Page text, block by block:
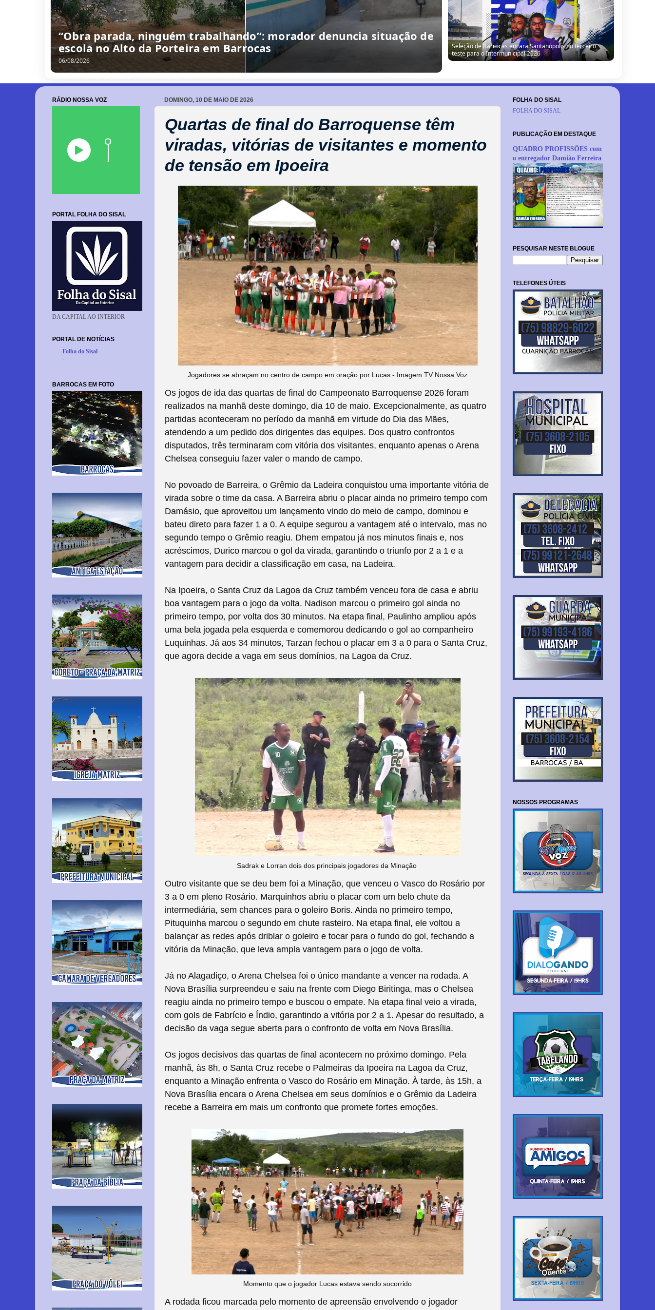
/
0
8
/
2
0
2
6
“Obra parada, ninguém trabalhando”: morador denuncia
situação de escola no Alto da Porteira em Barrocas
DOMINGO, 10 DE MAIO DE 2026
Quartas de final do Barroquense têm
viradas, vitórias de visitantes e momento
de tensão em Ipoeira
Jogadores se abraçam no centro de campo em oração por Lucas - Imagem TV Nossa Voz
Os jogos de ida das quartas de final do Campeonato Barroquense 2026 foram
realizados na manhã deste domingo, dia 10 de maio. Excepcionalmente, as quatro
partidas aconteceram no período da manhã em virtude do Dia das Mães,
atendendo a um pedido dos dirigentes das equipes. Dos quatro confrontos
disputados, três terminaram com vitória dos visitantes, enquanto apenas o Arena
Chelsea conseguiu fazer valer o mando de campo.
No povoado de Barreira, o Grêmio da Ladeira conquistou uma importante vitória de
virada sobre o time da casa. A Barreira abriu o placar ainda no primeiro tempo com
Damásio, que aproveitou um lançamento vindo do meio de campo, dominou e
bateu direto para fazer 1 a 0. A equipe segurou a vantagem até o intervalo, mas no
segundo tempo o Grêmio reagiu. Dhem empatou já nos minutos finais e, nos
acréscimos, Durico marcou o gol da virada, garantindo o triunfo por 2 a 1 e a
vantagem para decidir a classificação em casa, na Ladeira.
Na Ipoeira, o Santa Cruz da Lagoa da Cruz também venceu fora de casa e abriu
boa vantagem para o jogo da volta. Nadison marcou o primeiro gol ainda no
primeiro tempo, por volta dos 30 minutos. Na etapa final, Paulinho ampliou após
uma bela jogada pela esquerda e comemorou dedicando o gol ao companheiro
Luquinhas. Já aos 34 minutos, Tarzan fechou o placar em 3 a 0 para o Santa Cruz,
que agora decide a vaga em seus domínios, na Lagoa da Cruz.
Sadrak e Lorran dois dos principais jogadores da Minação
Outro visitante que se deu bem foi a Minação, que venceu o Vasco do Rosário por
3 a 0 em pleno Rosário. Marquinhos abriu o placar com um belo chute da
intermediária, sem chances para o goleiro Boris. Ainda no primeiro tempo,
Pituquinha marcou o segundo em chute rasteiro. Na etapa final, ele voltou a
balançar as redes após driblar o goleiro e tocar para o fundo do gol, fechando a
vitória da Minação, que leva ampla vantagem para o jogo de volta.
Já no Alagadiço, o Arena Chelsea foi o único mandante a vencer na rodada. A
Nova Brasília surpreendeu e saiu na frente com Diego Biritinga, mas o Chelsea
reagiu ainda no primeiro tempo e buscou o empate. Na etapa final veio a virada,
com gols de Fabrício e Índio, garantindo a vitória por 2 a 1. Apesar do resultado, a
decisão da vaga segue aberta para o confronto de volta em Nova Brasília.
Os jogos decisivos das quartas de final acontecem no próximo domingo. Pela
manhã, às 8h, o Santa Cruz recebe o Palmeiras da Ipoeira na Lagoa da Cruz,
enquanto a Minação enfrenta o Vasco do Rosário em Minação. À tarde, às 15h, a
Nova Brasília encara o Arena Chelsea em seus domínios e o Grêmio da Ladeira
recebe a Barreira em mais um confronto que promete fortes emoções.
Momento que o jogador Lucas estava sendo socorrido
A rodada ficou marcada pelo momento de apreensão envolvendo o jogador
RÁDIO NOSSA VOZ
PORTAL FOLHA DO SISAL
DA CAPITAL AO INTERIOR
PORTAL DE NOTÍCIAS
Folha do Sisal
-
BARROCAS EM FOTO
FOLHA DO SISAL
FOLHA DO SISAL
PUBLICAÇÃO EM DESTAQUE
QUADRO PROFISSÕES com
o entregador Damião Ferreira
PESQUISAR NESTE BLOGUE
TELEFONES ÚTEIS
NOSSOS PROGRAMAS